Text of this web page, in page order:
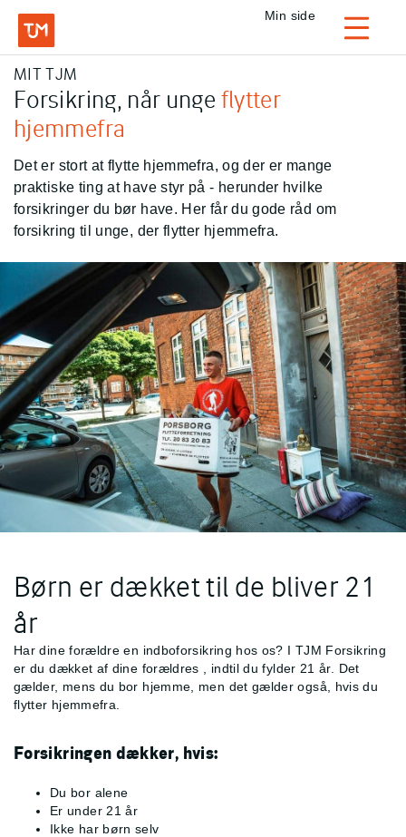
Privat
Login
Min side
TJM Forsikring – Gå til forside
MIT TJM
Forsikring, når unge flytter
hjemmefra
Det er stort at flytte hjemmefra, og der er mange
praktiske ting at have styr på - herunder hvilke
forsikringer du bør have. Her får du gode råd om
forsikring til unge, der flytter hjemmefra.
Børn er dækket til de bliver 21
år
Har dine forældre en indboforsikring hos os? I TJM Forsikring
er du dækket af dine forældres
, indtil du fylder 21 år. Det
gælder, mens du bor hjemme, men det gælder også, hvis du
flytter hjemmefra.
Forsikringen dækker, hvis:
Du bor alene
Er under 21 år
Ikke har børn selv